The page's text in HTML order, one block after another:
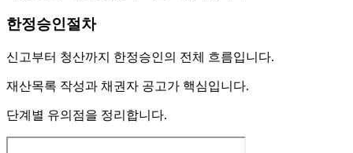
한정승인절차
신고부터 청산까지 한정승인의 전체 흐름입니다.
재산목록 작성과 채권자 공고가 핵심입니다.
단계별 유의점을 정리합니다.